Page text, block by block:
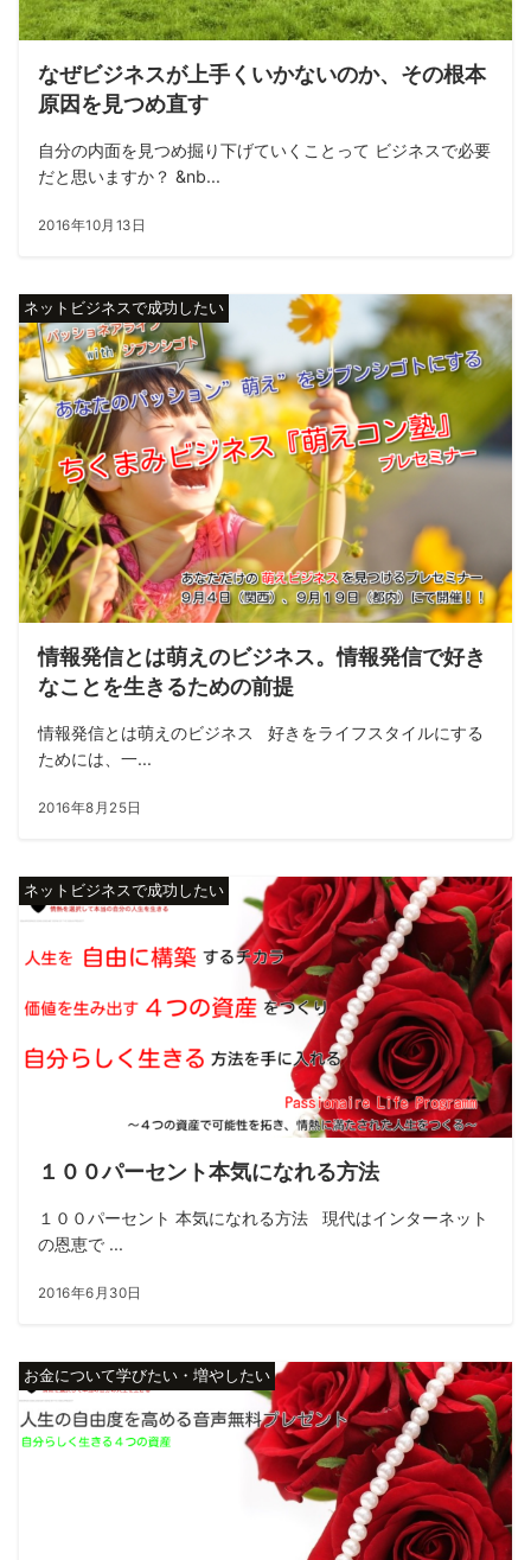
なぜビジネスが上手くいかないのか、その根本
原因を見つめ直す
自分の内面を見つめ掘り下げていくことって ビジネスで必要
だと思いますか？ &nb...
2016年10月13日
ネットビジネスで成功したい
情報発信とは萌えのビジネス。情報発信で好き
なことを生きるための前提
情報発信とは萌えのビジネス 好きをライフスタイルにする
ためには、一...
2016年8月25日
ネットビジネスで成功したい
１００パーセント本気になれる方法
１００パーセント 本気になれる方法 現代はインターネット
の恩恵で ...
2016年6月30日
お金について学びたい・増やしたい